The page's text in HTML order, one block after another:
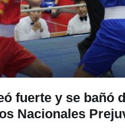
fuerte y se bañó
Nacionales